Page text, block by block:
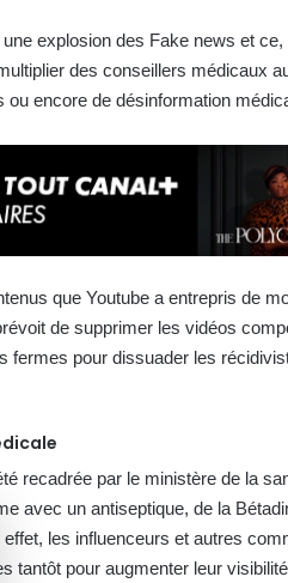
explosion des Fake news et
des conseillers médicaux
encore de désinformation
que Youtube a entrepris de
de supprimer les vidéos
pour dissuader les
recadrée par le ministère de la
avec un antiseptique, de la
effet, les influenceurs et autres
tantôt pour augmenter leur